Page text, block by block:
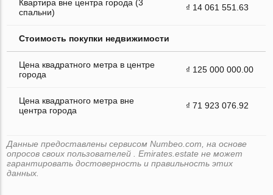
Квартира вне центра города (3
спальни)
₫ 14 061 551.63
Стоимость покупки недвижимости
Цена квадратного метра в центре
города
₫ 125 000 000.00
Цена квадратного метра вне
центра города
₫ 71 923 076.92
Данные предоставлены сервисом Numbeo.com, на основе
опросов своих пользователей . Emirates.estate не может
гарантировать достоверность и правильность этих
данных.